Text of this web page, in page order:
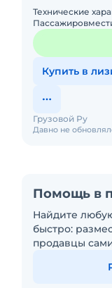
Технические
Полная массса,
Мощность двигат
Купить в
Давно не
Грузовой Ру
Помощь в
Найдите
быстро:
продавцы